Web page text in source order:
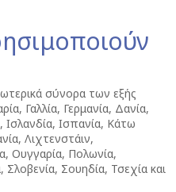
σύνορα των εξής
Γαλλία, Γερμανία, Δανία,
Ισλανδία, Ισπανία, Κάτω
Λιχτενστάιν,
Ουγγαρία, Πολωνία,
Σουηδία, Τσεχία και